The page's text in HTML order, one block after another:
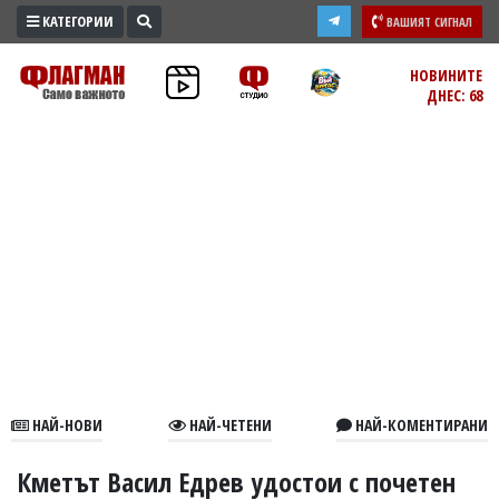
ПРОМО
ЗОНА
В
КАТЕГОРИИ ВАШИЯТ СИГНАЛ
НОВИНИТЕ
ДНЕС: 68
НАЙ-НОВИ НАЙ-ЧЕТЕНИ НАЙ-КОМЕНТИРАНИ
Кметът Васил Едрев удостои с почетен